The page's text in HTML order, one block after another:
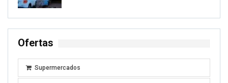
Ofertas
Supermercados